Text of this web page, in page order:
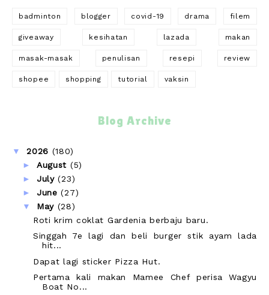
badminton blogger covid-19 drama filem
giveaway kesihatan lazada makan
masak-masak penulisan resepi review
shopee shopping tutorial vaksin
Blog Archive
▼2026 (180)
► August (5)
► July(23)
► June(27)
▼ May (28)
Roti krim coklat Gardenia berbaju baru.
Singgah 7e lagi dan beli burger stik ayam lada
hit...
Dapat lagi sticker Pizza Hut.
Pertama kali makan Mamee Chef perisa Wagyu
Boat No...